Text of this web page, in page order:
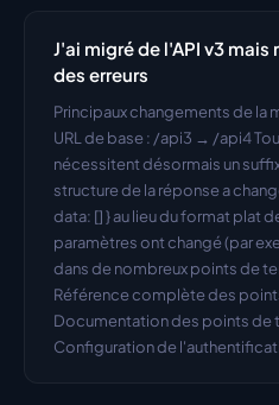
J'ai migré de l'API v3
des erreurs
Principaux changements de la
URL de base : /api3 → /api4
nécessitent désormais un
structure de la réponse a
data: [] } au lieu du format plat
paramètres ont changé (par
dans de nombreux points de
Référence complète des
Documentation des points de
Configuration de